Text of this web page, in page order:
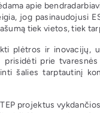
apie
jog pasinaudojusi
tiek vietos, tiek
plėtros ir inovacijų,
prie
šalies tarptautinį
projektus